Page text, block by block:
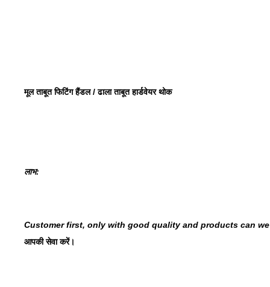
मूल ताबूत फिटिंग हैंडल / ढाला ताबूत हार्डवेयर थोक
लाभ:
Customer first, only with good quality and products can
आपकी सेवा करें।